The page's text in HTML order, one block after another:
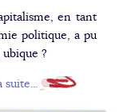
en tant
politique, a pu
?
suite...